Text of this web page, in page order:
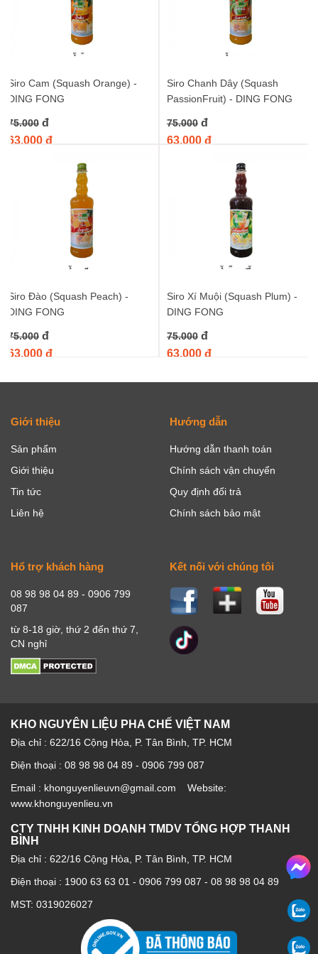
Siro Cam (Squash Orange) -
DING FONG
75.000 đ
63.000 đ
Siro Chanh Dây (Squash
PassionFruit) - DING FONG
75.000 đ
63.000 đ
Siro Đào (Squash Peach) -
DING FONG
75.000 đ
63.000 đ
Siro Xí Muội (Squash Plum) -
DING FONG
75.000 đ
63.000 đ
Giới thiệu
Sản phẩm
Giới thiệu
Tin tức
Liên hệ
Hướng dẫn
Hướng dẫn thanh toán
Chính sách vận chuyển
Quy định đổi trả
Chính sách bảo mật
Hổ trợ khách hàng
08 98 98 04 89 - 0906 799
087
từ 8-18 giờ, thứ 2 đến thứ 7,
CN nghỉ
Kết nối với chúng tôi
KHO NGUYÊN LIỆU PHA CHẾ VIỆT NAM
Địa chỉ : 622/16 Cộng Hòa, P. Tân Bình, TP. HCM
Điện thoại : 08 98 98 04 89 - 0906 799 087
Email : khonguyenlieuvn@gmail.com Website:
www.khonguyenlieu.vn
CTY TNHH KINH DOANH TMDV TỔNG HỢP THANH
BÌNH
Địa chỉ : 622/16 Cộng Hòa, P. Tân Bình, TP. HCM
Điện thoại : 1900 63 63 01 - 0906 799 087 - 08 98 98 04 89
MST: 0319026027